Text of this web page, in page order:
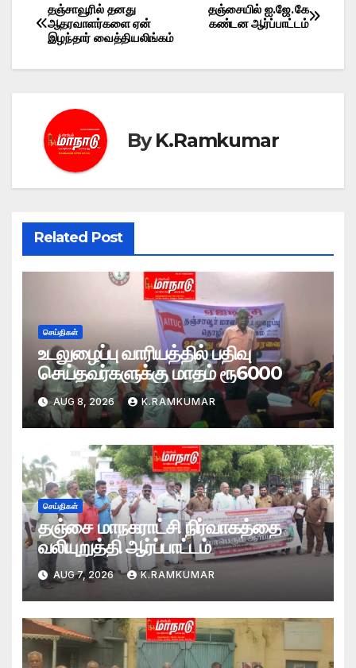
Post
navigation
தஞ்சையில் ஐ.ஜே.கே
கண்டன ஆர்ப்பாட்டம்
தஞ்சாவூரில் தனது
ஆதரவாளர்களை ஏன்
இழந்தார் வைத்தியலிங்கம்
ByK.Ramkumar
Related Post
செய்திகள்
உடலுழைப்பு வாரியத்தில் பதிவு
செய்தவர்களுக்கு மாதம் ரூ6000
AUG 8, 2026 K.RAMKUMAR
செய்திகள்
தஞ்சை மாநகராட்சி நிர்வாகத்தை
வலியுறுத்தி ஆர்ப்பாட்டம்
AUG 7, 2026 K.RAMKUMAR